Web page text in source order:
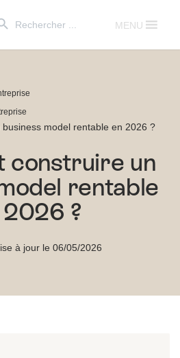
for:
MENU
model rentable en 2026 ?
construire un
rentable
2026 ?
à jour le 06/05/2026